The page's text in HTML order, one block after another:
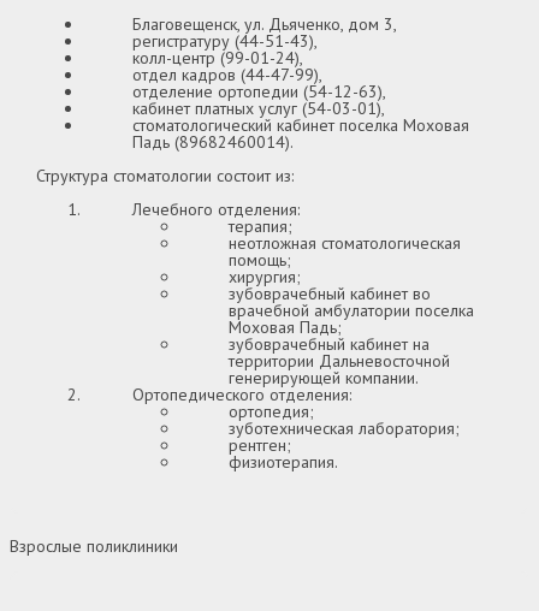
Благовещенск, ул. Дьяченко, дом 3,
регистратуру (44-51-43),
колл-центр (99-01-24),
отдел кадров (44-47-99),
отделение ортопедии (54-12-63),
кабинет платных услуг (54-03-01),
стоматологический кабинет поселка Моховая
Падь (89682460014).
Структура стоматологии состоит из:
Лечебного отделения:
терапия;
неотложная стоматологическая
помощь;
хирургия;
зубоврачебный кабинет во
врачебной амбулатории поселка
Моховая Падь;
зубоврачебный кабинет на
территории Дальневосточной
генерирующей компании.
Ортопедического отделения:
ортопедия;
зуботехническая лаборатория;
рентген;
физиотерапия.
Взрослые поликлиники